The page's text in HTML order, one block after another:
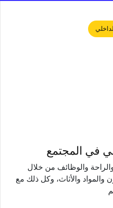
في المجتمع
والوظائف من خلال
والمواد والأثاث، وكل ذلك مع